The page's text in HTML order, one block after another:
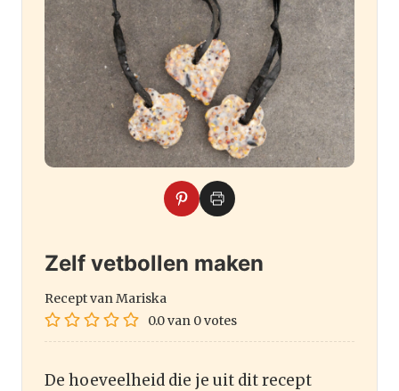
Zelf vetbollen maken
Recept van Mariska
0.0van 0votes
De hoeveelheid die je uit dit recept